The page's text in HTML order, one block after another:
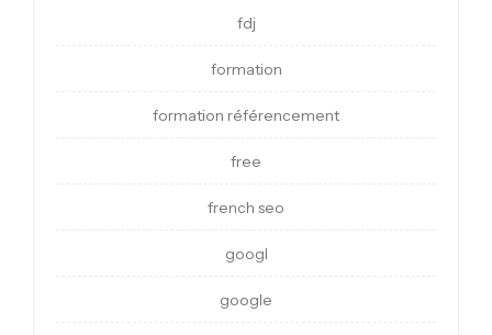
fdj
formation
formation référencement
free
french seo
googl
google